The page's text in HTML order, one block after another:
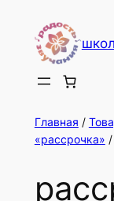
содержимому
Главная /
«рассрочка»